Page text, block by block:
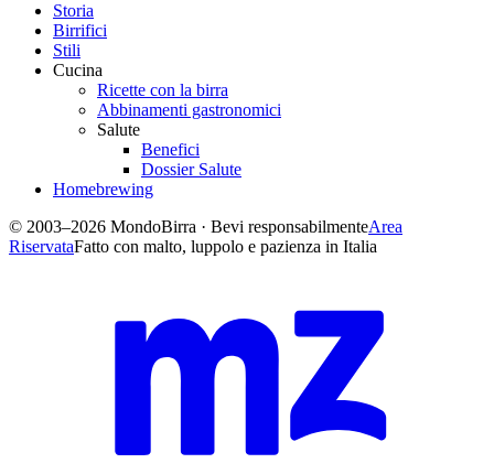
Storia
Birrifici
Stili
Cucina
Ricette con la birra
Abbinamenti gastronomici
Salute
Benefici
Dossier Salute
Homebrewing
© 2003–2026 MondoBirra · Bevi responsabilmenteArea
RiservataFatto con malto, luppolo e pazienza in Italia